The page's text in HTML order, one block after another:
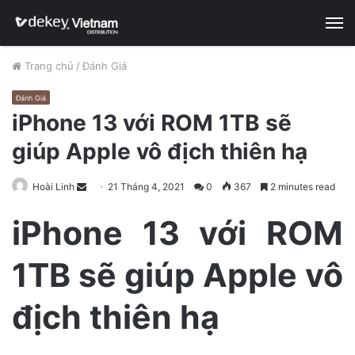
Trang chủ / Đánh Giá
Đánh Giá
iPhone 13 với ROM 1TB sẽ
giúp Apple vô địch thiên hạ
Hoài Linh
n
d
n
21 Tháng 4, 2021 0 367 2 minutes read
iPhone 13 với ROM
1TB sẽ giúp Apple vô
địch thiên hạ